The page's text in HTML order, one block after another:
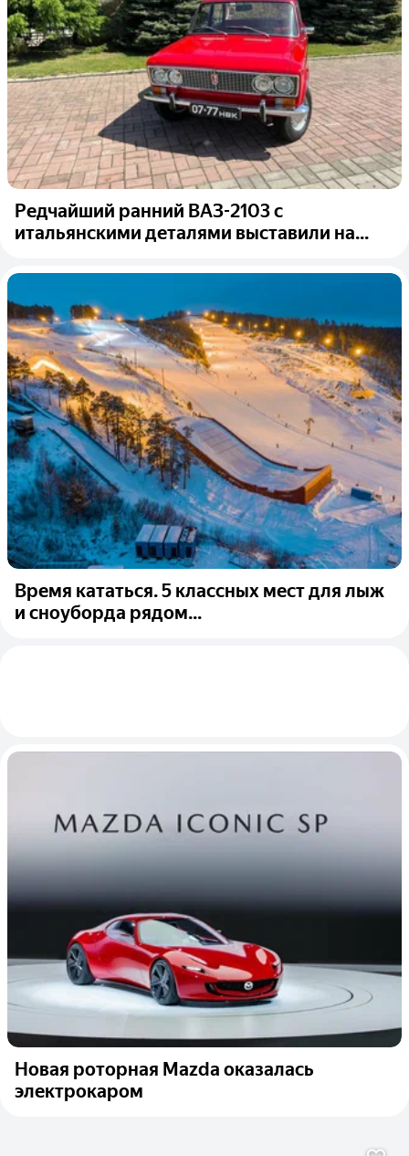
Редчайший ранний ВАЗ-2103 с
итальянскими деталями выставили на...
Время кататься. 5 классных мест для лыж
и сноуборда рядом...
Новая роторная Mazda оказалась
электрокаром